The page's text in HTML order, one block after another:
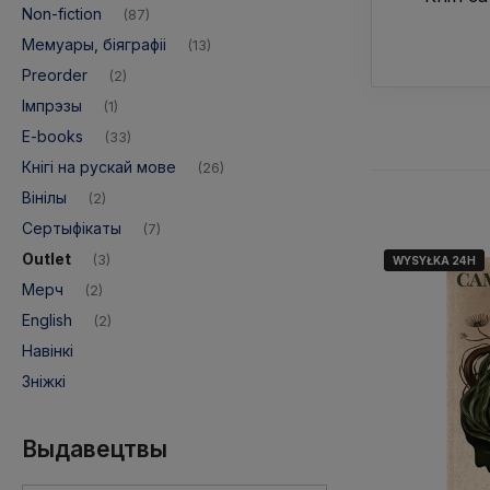
Non-fiction (87)
Мемуары, біяграфіі (13)
Preorder (2)
Імпрэзы (1)
E-books (33)
Кнігі на рускай мове (26)
Вінілы (2)
Сертыфікаты (7)
Outlet (3)
Мерч (2)
English (2)
Навінкі
Зніжкі
Выдавецтвы
WYSYŁKA 24H
WYSYŁKA 24H